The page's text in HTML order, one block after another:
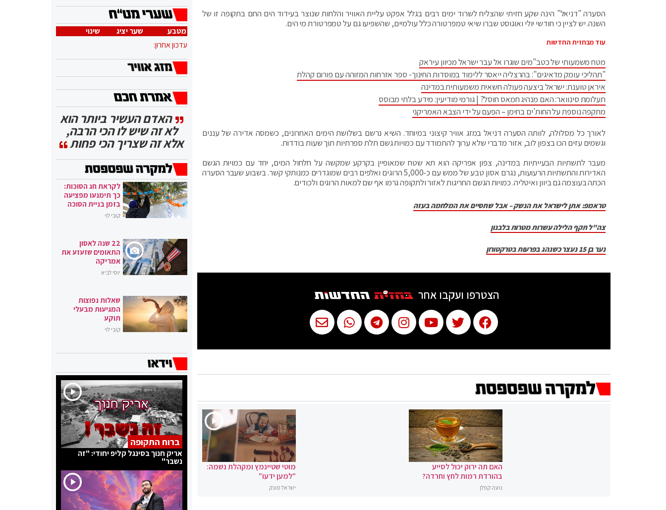
הסערה "דניאל" הינה שקע חזיתי שהצליח לשרוד ימים רבים בגלל אפקט עליית האוויר והלחות שנוצר בעידוד הים החם בתקופה זו של
השנה. יש לציין כי חודשי יולי ואוגוסט שברו שיאי טמפרטורה כלל עולמיים, שהשפיעו גם על טמפרטורת מי הים.
עוד מבחזית החדשות
מטח משמעותי של כטב"מים שוגרו אל עבר ישראל מכיוון עיראק
"תהליכי עומק מדאיגים": בהרצליה ייאסר ללימוד במוסדות החינוך- ספר אזרחות המזוהה עם פורום קהלת
איראן טוענת: ישראל ביצעה פעולה חשאית משמעותית במדינה
תעלומת סינוואר: האם מנהיג חמאס חוסל? | גורמי מודיעין: מידע בלתי מבוסס
מתקפה נוספת על החות'ים בתימן – הפעם על ידי הצבא האמריקני
לאורך כל מסלולה, לוותה הסערה דניאל במזג אוויר קיצוני במיוחד. השיא נרשם בשלושת הימים האחרונים, כשמסה אדירה של עננים
וגשמים עזים הכו בצפון לוב, אזור מדברי שלא ערוך להתמודד עם כמויות גשם תלת ספרתיות תוך שעות בודדות.
מעבר לתשתיות הבעייתיות במדינה, צפון אפריקה הוא תא שטח שמאופיין בקרקע שמקשה על חלחול המים, יחד עם כמויות הגשם
האדירות והתשתיות הרעועות, נגרם אסון טבע של ממש עם כ-5,000 הרוגים ואלפים רבים שמוגדרים כמנותקי קשר. בשבוע שעבר הסערה
הכתה בעוצמה גם ביוון ואיטליה. כמויות הגשם החריגות לאזור ולתקופה גרמו אף שם למאות הרוגים ולכודים.
טראמפ: אתן לישראל את הנשק – אבל שתסיים את המלחמה בעזה
צה"ל תקף הלילה עשרות מטרות בלבנון
נער בן 15 נעצר כשנהג בפרעות בטרקטורון
הצטרפו ועקבו אחר
האם תה ירוק יכול לסייע
בהורדת רמות לחץ וחרדה?
נועה קפלן
מוטי שטיינמץ ומקהלת נשמה:
"למען ידעו"
ישראל מונק
מטבע שער יציג
שינוי
עדכון אחרון:
האדם העשיר ביותר הוא
לא זה שיש לו הכי הרבה,
אלא זה שצריך הכי פחות
לקראת חג הסוכות:
כך תימנעו מפציעה
בזמן בניית הסוכה
קובי לוי
22 שנה לאסון
התאומים שזעזע את
אמריקה
יוסי לביא
שאלות נפוצות
המגיעות מבעלי
תוקע
קובי לוי
ברוח התקופה
אריק חנוך בסינגל קליפ יחודי: "זה
נשבר"